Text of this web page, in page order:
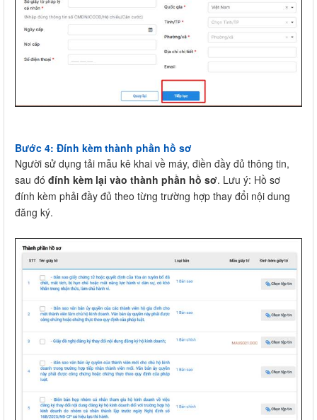
Bước 4: Đính kèm thành phần hồ sơ
Người sử dụng tải mẫu kê khai về máy, điền đầy đủ thông tin,
sau đó đính kèm lại vào thành phần hồ sơ. Lưu ý: Hồ sơ
đính kèm phải đầy đủ theo từng trường hợp thay đổi nội dung
đăng ký.